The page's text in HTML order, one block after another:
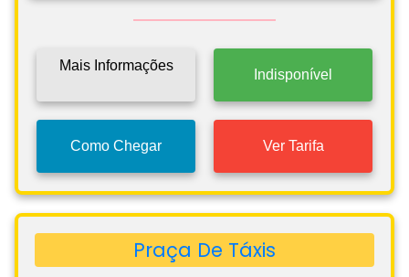
Mais Informações
Indisponível
Como Chegar Ver Tarifa
Praça De Táxis